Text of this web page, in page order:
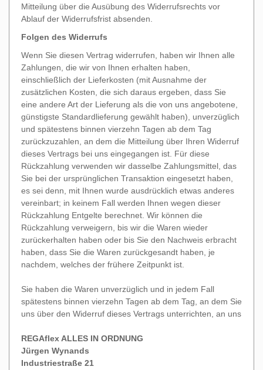
Mitteilung über die Ausübung des Widerrufsrechts vor
Ablauf der Widerrufsfrist absenden.
Folgen des Widerrufs
Wenn Sie diesen Vertrag widerrufen, haben wir Ihnen alle
Zahlungen, die wir von Ihnen erhalten haben,
einschließlich der Lieferkosten (mit Ausnahme der
zusätzlichen Kosten, die sich daraus ergeben, dass Sie
eine andere Art der Lieferung als die von uns angebotene,
günstigste Standardlieferung gewählt haben), unverzüglich
und spätestens binnen vierzehn Tagen ab dem Tag
zurückzuzahlen, an dem die Mitteilung über Ihren Widerruf
dieses Vertrags bei uns eingegangen ist. Für diese
Rückzahlung verwenden wir dasselbe Zahlungsmittel, das
Sie bei der ursprünglichen Transaktion eingesetzt haben,
es sei denn, mit Ihnen wurde ausdrücklich etwas anderes
vereinbart; in keinem Fall werden Ihnen wegen dieser
Rückzahlung Entgelte berechnet. Wir können die
Rückzahlung verweigern, bis wir die Waren wieder
zurückerhalten haben oder bis Sie den Nachweis erbracht
haben, dass Sie die Waren zurückgesandt haben, je
nachdem, welches der frühere Zeitpunkt ist.
Sie haben die Waren unverzüglich und in jedem Fall
spätestens binnen vierzehn Tagen ab dem Tag, an dem Sie
uns über den Widerruf dieses Vertrags unterrichten, an uns
REGAflex ALLES IN ORDNUNG
Jürgen Wynands
Industriestraße 21